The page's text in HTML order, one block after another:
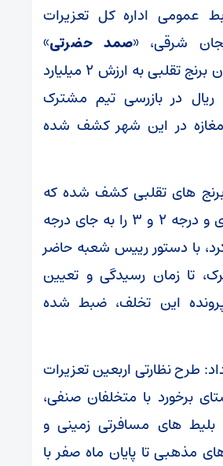
عمومی اداره کل تعزیرات
شرقی، «صمد حضرتی»
افزود: این میزان برنج تقلبی به ارزش ۲ میلیارد
ریال در بازرسی تیم مشترک
مغازه در این شهر کشف شده
برنج های تقلبی کشف شده که
برنج با نام تجاری و درجه ۲ و ۳ را به جای درجه
با دستور رییس شعبه حاضر
تا زمان رسیدگی و تعیین
این تخلف، ضبط شده
طرح نظارتی اربعین تعزیرات
برخورد با متخلفان صنفی،
بلیط های مسافرتی زمینی و
مذهبی تا پایان ماه صفر با